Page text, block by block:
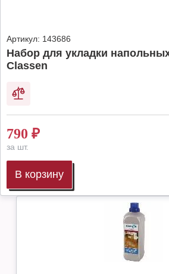
Артикул: 143686
Набор для укладки
Classen
790 ₽
за шт.
В корзину